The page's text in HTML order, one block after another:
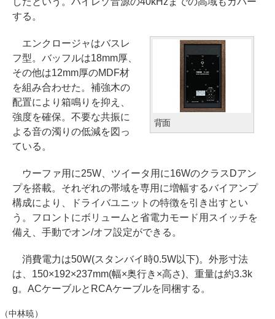
する。
背面
エンクロージャはバスレ
フ型。バッフルは18mm厚、
その他は12mm厚のMDF材
を組み合わせた。補強木の
配置により箱鳴りを抑え、
強度を確保。不要な共振に
よる音の濁りの低減を図っ
ている。
ウーファ用に25W、ツイータ用に16WのクラスDアン
プを搭載。それぞれの帯域を専用に増幅するバイアンプ
構成により、ドライバユニットの特徴を引き出すとい
う。フロントにボリュームと省電力モード用スイッチを
備え、手動でオン/オフ設定ができる。
消費電力は50W(スタンバイ時0.5W以下)。外形寸法
は、150×192×237mm(幅×奥行き×高さ)、重量は約3.3k
g。ACケーブルとRCAケーブルを同梱する。
（中林暁）